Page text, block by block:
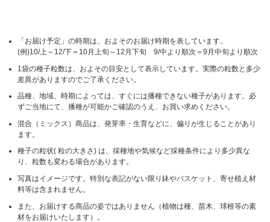
「お届け予定」の時期は、およそのお届け時期を表しています。
(例)10/上～12/下＝10月上旬～12月下旬 9/中より順次＝9月中旬より順次
1袋の種子粒数は、およその目安として表示しています。実際の粒数と多少
差異がありますのでご了承ください。
品種、地域、時期によっては、すぐには播種できない種子があります。必
ずご当地にて、播種が可能かご確認のうえ、お買い求めください。
混合（ミックス）商品は、発芽率・生育などに、偏りが生じることがあり
ます。
種子の粒状( 粒の大きさ) は、採種地や気候など採種条件により多少異な
り、粒数も変わる場合があります。
写真はイメージです。特別な表記がない限り鉢やバスケット、寄せ植え材
料等は含まれません。
また、お届けする商品の姿ではありません（植物は種、苗木、球根等の素
材をお届けいたします）。